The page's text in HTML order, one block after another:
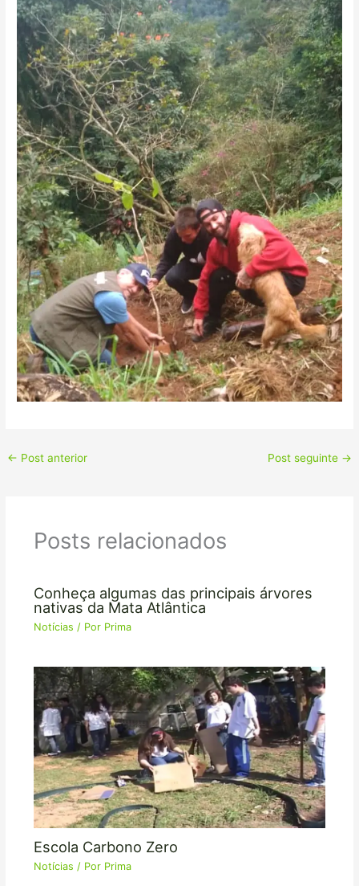
← Post anterior Post seguinte →
Posts relacionados
Conheça algumas das principais árvores
nativas da Mata Atlântica
Notícias / Por Prima
Escola Carbono Zero
Notícias / Por Prima